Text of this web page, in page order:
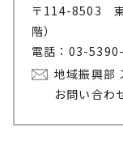
〒114-8503
階）
電話：03-
地域振興部
お問い合わ